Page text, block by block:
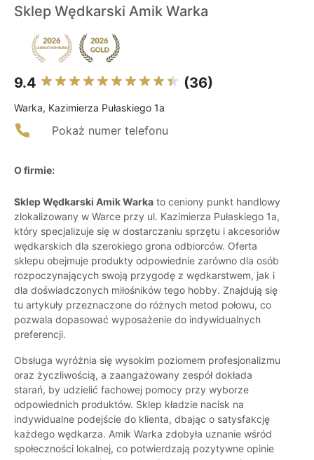
Sklep Wędkarski Amik Warka
9.4 (36)
Warka, Kazimierza Pułaskiego 1a
Pokaż numer telefonu
O firmie:
Sklep Wędkarski Amik Warka to ceniony punkt handlowy
zlokalizowany w Warce przy ul. Kazimierza Pułaskiego 1a,
który specjalizuje się w dostarczaniu sprzętu i akcesoriów
wędkarskich dla szerokiego grona odbiorców. Oferta
sklepu obejmuje produkty odpowiednie zarówno dla osób
rozpoczynających swoją przygodę z wędkarstwem, jak i
dla doświadczonych miłośników tego hobby. Znajdują się
tu artykuły przeznaczone do różnych metod połowu, co
pozwala dopasować wyposażenie do indywidualnych
preferencji.
Obsługa wyróżnia się wysokim poziomem profesjonalizmu
oraz życzliwością, a zaangażowany zespół dokłada
starań, by udzielić fachowej pomocy przy wyborze
odpowiednich produktów. Sklep kładzie nacisk na
indywidualne podejście do klienta, dbając o satysfakcję
każdego wędkarza. Amik Warka zdobyła uznanie wśród
społeczności lokalnej, co potwierdzają pozytywne opinie